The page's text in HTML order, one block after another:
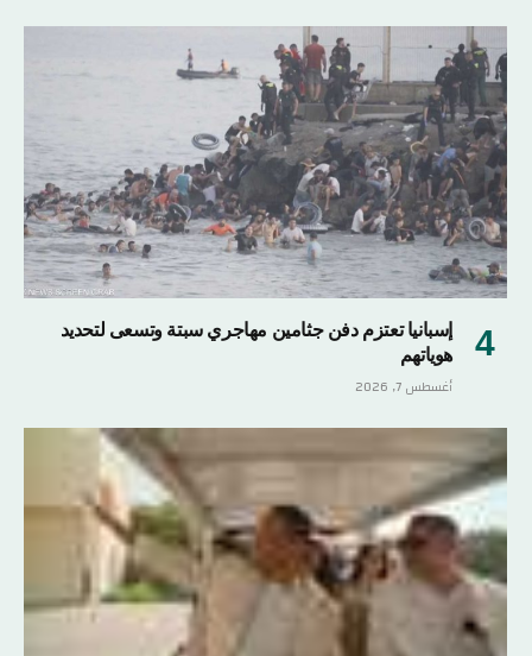
إسبانيا تعتزم دفن جثامين مهاجري سبتة وتسعى لتحديد
هوياتهم
أغسطس 7, 2026